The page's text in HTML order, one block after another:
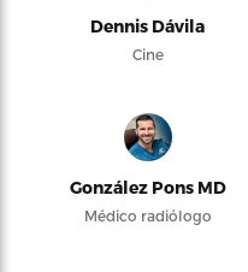
Dennis Dávila
Cine
González Pons MD
Médico radiólogo